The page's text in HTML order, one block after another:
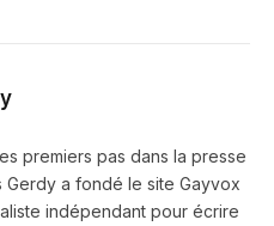
premiers pas dans la presse
Gerdy a fondé le site Gayvox
indépendant pour écrire